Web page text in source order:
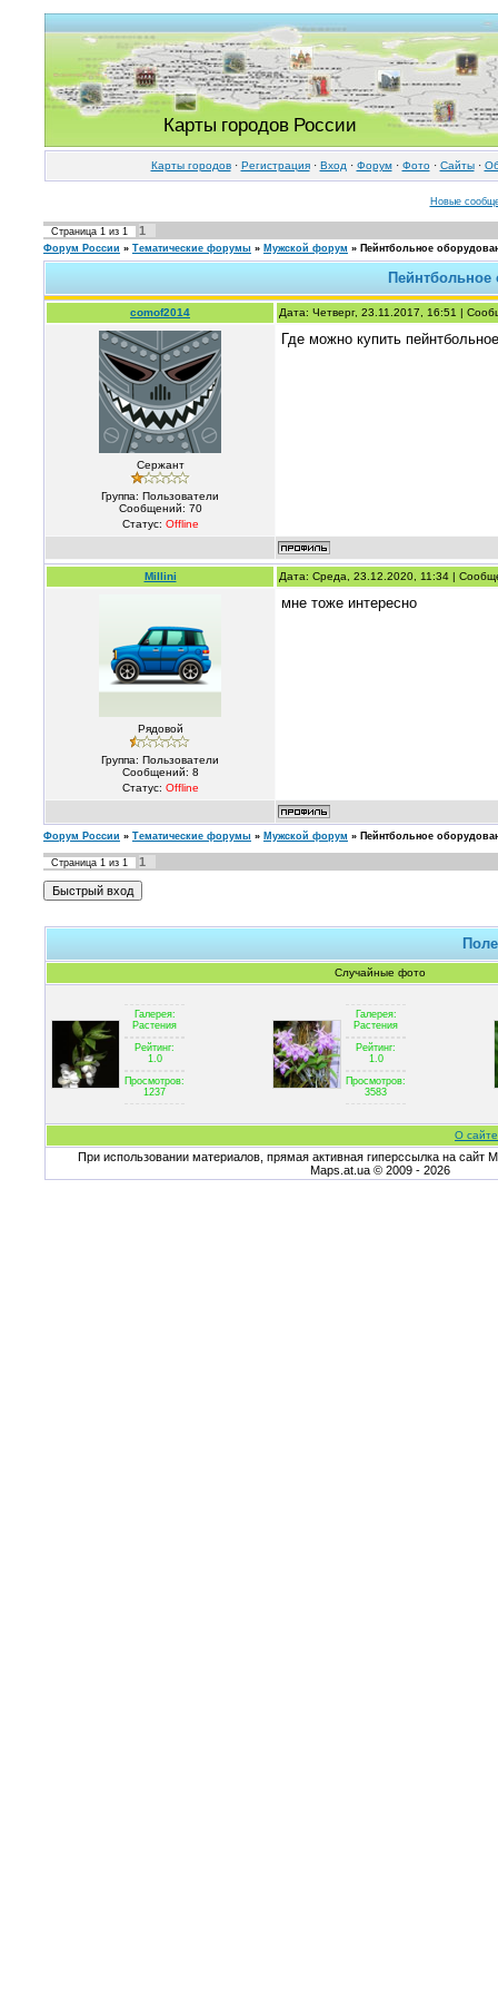
Карты городов России
Карты городов· Регистрация· Вход · Форум· Фото· Cайты·
Новые
Страница 1 из 1 1
Форум России » Тематические форумы » Мужской форум » Пейнтбольное
Пейнтбольное
comof2014 Дата: Четверг, 23.11.2017, 16:51 |
Сержант
Группа: Пользователи
Сообщений: 70
Статус: Offline
Где можно купить
Millini Дата: Среда, 23.12.2020, 11:34 |
Рядовой
Группа: Пользователи
Сообщений: 8
Статус: Offline
мне тоже интересно
Форум России » Тематические форумы » Мужской форум » Пейнтбольное
Страница 1 из 1 1
Случайные фото
Галерея:
Растения
Рейтинг:
1.0
Просмотров:
1237
Галерея:
Растения
Рейтинг:
1.0
Просмотров:
3583
О
При использовании материалов, прямая активная гиперссылка на сайт
Maps.at.ua © 2009 - 2026